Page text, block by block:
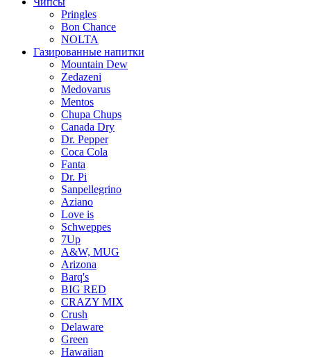
Pringles
Bon Chance
NOLTA
Газированные напитки
Mountain Dew
Zedazeni
Medovarus
Mentos
Chupa Chups
Canada Dry
Dr. Pepper
Coca Cola
Fanta
Dr. Pi
Sanpellegrino
Aziano
Love is
Schweppes
7Up
A&W, MUG
Arizona
Barq's
BIG RED
CRAZY MIX
Crush
Delaware
Green
Hawaiian